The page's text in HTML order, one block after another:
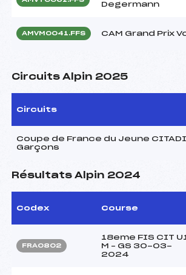
Degermann
AMVM0041.FFS CAM Grand Prix
Circuits Alpin 2025
Circuits
Coupe de France du Jeune
Garçons
Résultats Alpin 2024
Codex Course
FRA0802
18eme FIS CIT
M – GS 30-03-
2024